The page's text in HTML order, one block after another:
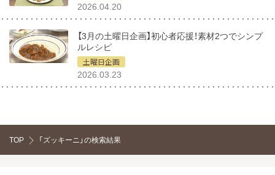
2026.04.20
【3月の土曜日企画】初心者応援！素材2つでシンプ
ルレシピ
土曜日企画
2026.03.23
TOP 「ズッキーニ」の検索結果